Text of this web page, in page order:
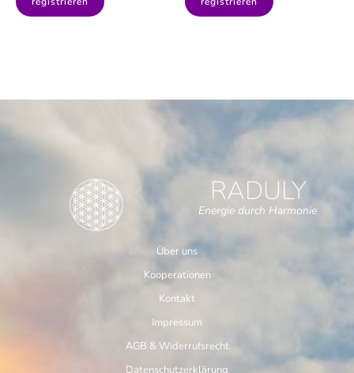
RADULY
Energie durch Harmonie
Über uns
Kooperationen
Kontakt
Impressum
AGB & Widerrufsrecht
Datenschutzerklärung